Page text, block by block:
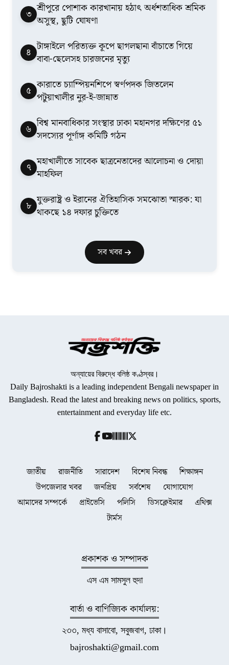
৩ শ্রীপুরে পোশাক কারখানায় হঠাৎ অর্ধশতাধিক শ্রমিক
অসুস্থ, ছুটি ঘোষণা
৪ টাঙ্গাইলে পরিত্যক্ত কূপে ছাগলছানা বাঁচাতে গিয়ে
বাবা-ছেলেসহ চারজনের মৃত্যু
৫ কারাতে চ্যাম্পিয়নশিপে স্বর্ণপদক জিতলেন
পটুয়াখালীর নুর-ই-জান্নাত
৬ বিশ্ব মানবাধিকার সংস্থার ঢাকা মহানগর দক্ষিণের ৫১
সদস্যের পূর্ণাঙ্গ কমিটি গঠন
৭ মহাখালীতে সাবেক ছাত্রনেতাদের আলোচনা ও দোয়া
মাহফিল
৮ যুক্তরাষ্ট্র ও ইরানের ঐতিহাসিক সমঝোতা স্মারক: যা
থাকছে ১৪ দফার চুক্তিতে
সব খবর
অন্যায়ের বিরুদ্ধে বলিষ্ঠ কণ্ঠস্বর।
Daily Bajroshakti is a leading independent Bengali newspaper in
Bangladesh. Read the latest and breaking news on politics, sports,
entertainment and everyday life etc.
জাতীয় রাজনীতি সারাদেশ বিশেষ নিবন্ধ
শিক্ষাঙ্গন
উপজেলার খবর
জনপ্রিয় সর্বশেষ
যোগাযোগ
আমাদের সম্পর্কে
প্রাইভেসি পলিসি ডিসক্লেইমার
এথিক্স
টার্মস
প্রকাশক ও সম্পাদক
এস এম সামসুল হুদা
বার্তা ও বাণিজ্যিক কার্যালয়:
২৩৩, মধ্য বাসাবো, সবুজবাগ, ঢাকা।
bajroshakti@gmail.com